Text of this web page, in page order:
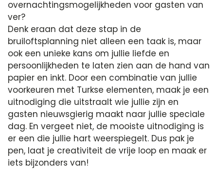
overnachtingsmogelijkheden voor gasten van
ver?
Denk eraan dat deze stap in de
bruiloftsplanning niet alleen een taak is, maar
ook een unieke kans om jullie liefde en
persoonlijkheden te laten zien aan de hand van
papier en inkt. Door een combinatie van jullie
voorkeuren met Turkse elementen, maak je een
uitnodiging die uitstraalt wie jullie zijn en
gasten nieuwsgierig maakt naar jullie speciale
dag. En vergeet niet, de mooiste uitnodiging is
er een die jullie hart weerspiegelt. Dus pak je
pen, laat je creativiteit de vrije loop en maak er
iets bijzonders van!